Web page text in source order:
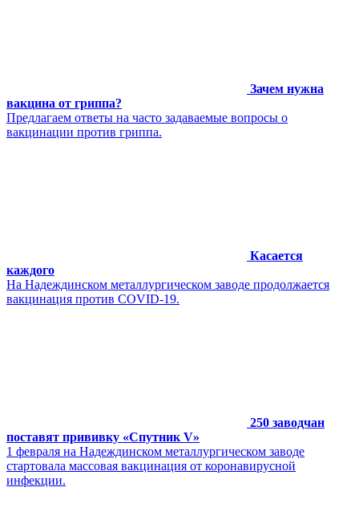
Зачем нужна
вакцина от гриппа?
Предлагаем ответы на часто задаваемые вопросы о
вакцинации против гриппа.
Касается
каждого
На Надеждинском металлургическом заводе продолжается
вакцинация против COVID-19.
250 заводчан
поставят прививку «Спутник V»
1 февраля на Надеждинском металлургическом заводе
стартовала массовая вакцинация от коронавирусной
инфекции.